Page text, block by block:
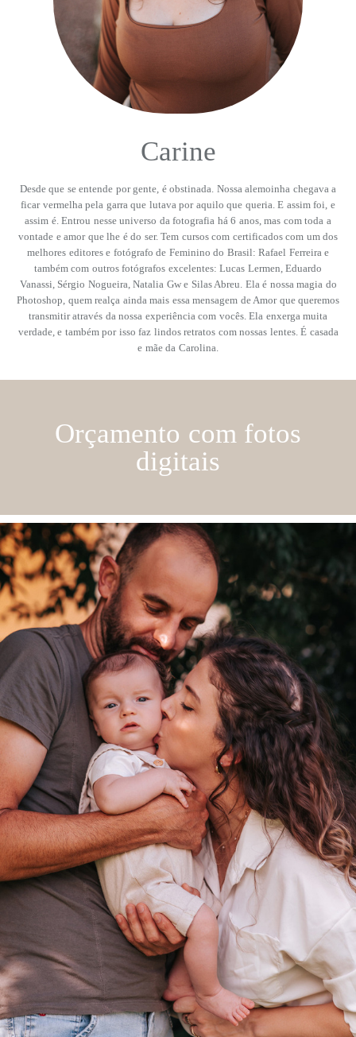
Carine
Desde que se entende por gente, é obstinada. Nossa alemoinha chegava a
ficar vermelha pela garra que lutava por aquilo que queria. E assim foi, e
assim é. Entrou nesse universo da fotografia há 6 anos, mas com toda a
vontade e amor que lhe é do ser. Tem cursos com certificados com um dos
melhores editores e fotógrafo de Feminino do Brasil: Rafael Ferreira e
também com outros fotógrafos excelentes: Lucas Lermen, Eduardo
Vanassi, Sérgio Nogueira, Natalia Gw e Silas Abreu. Ela é nossa magia do
Photoshop, quem realça ainda mais essa mensagem de Amor que queremos
transmitir através da nossa experiência com vocês. Ela enxerga muita
verdade, e também por isso faz lindos retratos com nossas lentes. É casada
e mãe da Carolina.
Orçamento com fotos
digitais